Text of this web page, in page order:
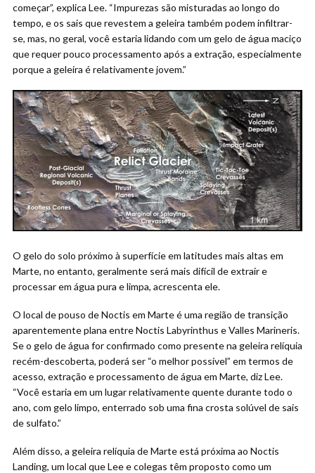
começar”, explica Lee. “Impurezas são misturadas ao longo do
tempo, e os sais que revestem a geleira também podem infiltrar-
se, mas, no geral, você estaria lidando com um gelo de água maciço
que requer pouco processamento após a extração, especialmente
porque a geleira é relativamente jovem.”
O gelo do solo próximo à superfície em latitudes mais altas em
Marte, no entanto, geralmente será mais difícil de extrair e
processar em água pura e limpa, acrescenta ele.
O local de pouso de Noctis em Marte é uma região de transição
aparentemente plana entre Noctis Labyrinthus e Valles Marineris.
Se o gelo de água for confirmado como presente na geleira relíquia
recém-descoberta, poderá ser “o melhor possível” em termos de
acesso, extração e processamento de água em Marte, diz Lee.
“Você estaria em um lugar relativamente quente durante todo o
ano, com gelo limpo, enterrado sob uma fina crosta solúvel de sais
de sulfato.”
Além disso, a geleira relíquia de Marte está próxima ao Noctis
Landing, um local que Lee e colegas têm proposto como um